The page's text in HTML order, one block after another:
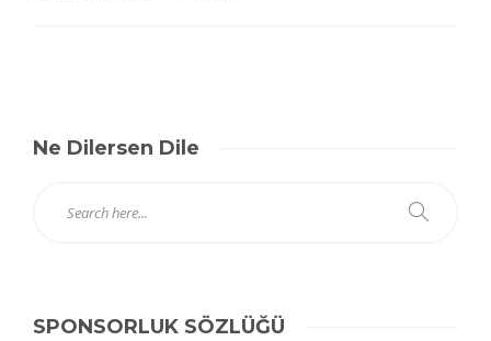
Ne Dilersen Dile
SPONSORLUK SÖZLÜĞÜ